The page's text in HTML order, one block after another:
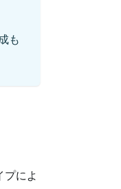
も
によ